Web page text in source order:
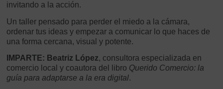
invitando a la acción.
Un taller pensado para perder el miedo a la cámara,
ordenar tus ideas y empezar a comunicar lo que haces de
una forma cercana, visual y potente.
IMPARTE: Beatriz López, consultora especializada en
comercio local y coautora del libro Querido Comercio: la
guía para adaptarse a la era digital.